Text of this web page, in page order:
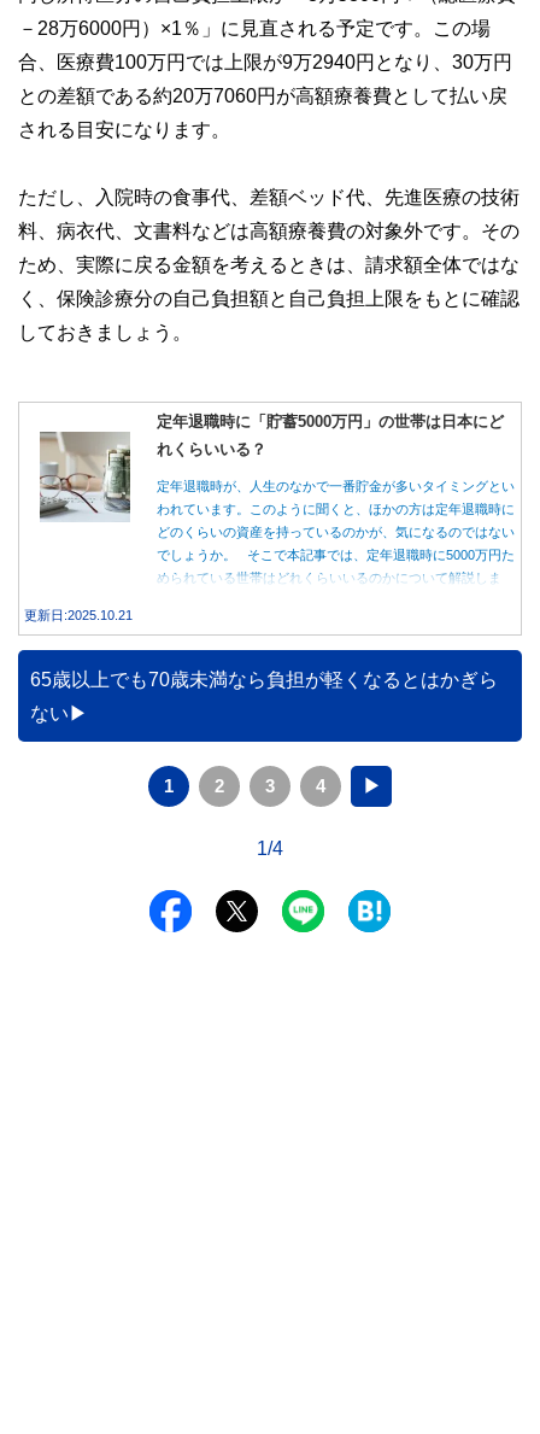
－28万6000円）×1％」に見直される予定です。この場
合、医療費100万円では上限が9万2940円となり、30万円
との差額である約20万7060円が高額療養費として払い戻
される目安になります。
ただし、入院時の食事代、差額ベッド代、先進医療の技術
料、病衣代、文書料などは高額療養費の対象外です。その
ため、実際に戻る金額を考えるときは、請求額全体ではな
く、保険診療分の自己負担額と自己負担上限をもとに確認
しておきましょう。
定年退職時に「貯蓄5000万円」の世帯は日本にど
れくらいいる？
定年退職時が、人生のなかで一番貯金が多いタイミングとい
われています。このように聞くと、ほかの方は定年退職時に
どのくらいの資産を持っているのかが、気になるのではない
でしょうか。 そこで本記事では、定年退職時に5000万円た
められている世帯はどれくらいいるのかについて解説しま
更新日:2025.10.21
65歳以上でも70歳未満なら負担が軽くなるとはかぎら
ない
1 2 3 4 ▶
1/4